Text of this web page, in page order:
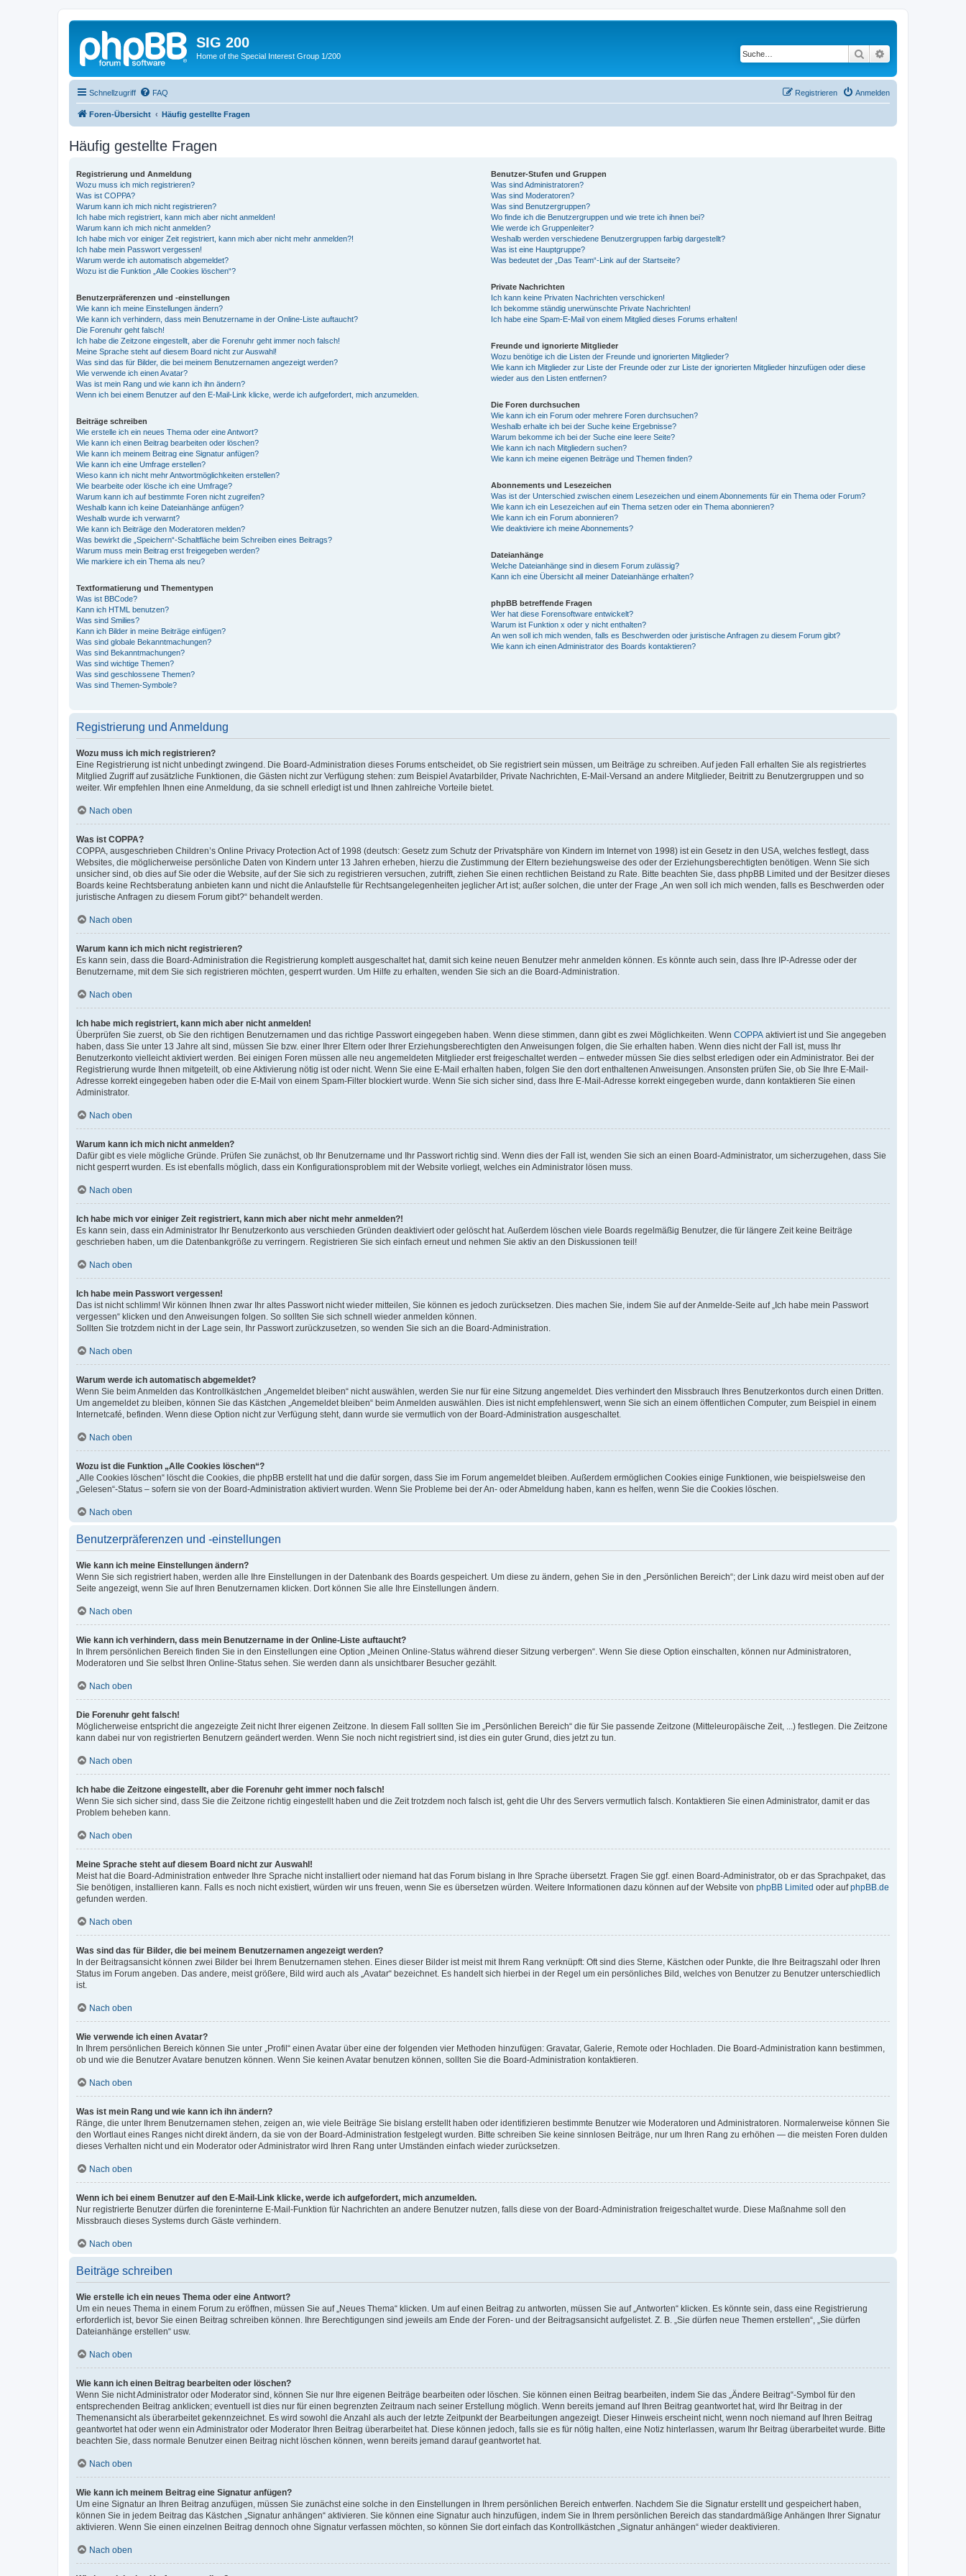
SIG 200
Home of the Special Interest Group 1/200 Suche
Schnellzugriff FAQ Anmelden
Registrieren
Foren-Übersicht Häufig gestellte Fragen
Häufig gestellte Fragen
Registrierung und Anmeldung
Wozu muss ich mich registrieren?
Was ist COPPA?
Warum kann ich mich nicht registrieren?
Ich habe mich registriert, kann mich aber nicht anmelden!
Warum kann ich mich nicht anmelden?
Ich habe mich vor einiger Zeit registriert, kann mich aber nicht mehr anmelden?!
Ich habe mein Passwort vergessen!
Warum werde ich automatisch abgemeldet?
Wozu ist die Funktion „Alle Cookies löschen“?
Benutzerpräferenzen und -einstellungen
Wie kann ich meine Einstellungen ändern?
Wie kann ich verhindern, dass mein Benutzername in der Online-Liste auftaucht?
Die Forenuhr geht falsch!
Ich habe die Zeitzone eingestellt, aber die Forenuhr geht immer noch falsch!
Meine Sprache steht auf diesem Board nicht zur Auswahl!
Was sind das für Bilder, die bei meinem Benutzernamen angezeigt werden?
Wie verwende ich einen Avatar?
Was ist mein Rang und wie kann ich ihn ändern?
Wenn ich bei einem Benutzer auf den E-Mail-Link klicke, werde ich aufgefordert, mich anzumelden.
Beiträge schreiben
Wie erstelle ich ein neues Thema oder eine Antwort?
Wie kann ich einen Beitrag bearbeiten oder löschen?
Wie kann ich meinem Beitrag eine Signatur anfügen?
Wie kann ich eine Umfrage erstellen?
Wieso kann ich nicht mehr Antwortmöglichkeiten erstellen?
Wie bearbeite oder lösche ich eine Umfrage?
Warum kann ich auf bestimmte Foren nicht zugreifen?
Weshalb kann ich keine Dateianhänge anfügen?
Weshalb wurde ich verwarnt?
Wie kann ich Beiträge den Moderatoren melden?
Was bewirkt die „Speichern“-Schaltfläche beim Schreiben eines Beitrags?
Warum muss mein Beitrag erst freigegeben werden?
Wie markiere ich ein Thema als neu?
Textformatierung und Thementypen
Was ist BBCode?
Kann ich HTML benutzen?
Was sind Smilies?
Kann ich Bilder in meine Beiträge einfügen?
Was sind globale Bekanntmachungen?
Was sind Bekanntmachungen?
Was sind wichtige Themen?
Was sind geschlossene Themen?
Was sind Themen-Symbole?
Benutzer-Stufen und Gruppen
Was sind Administratoren?
Was sind Moderatoren?
Was sind Benutzergruppen?
Wo finde ich die Benutzergruppen und wie trete ich ihnen bei?
Wie werde ich Gruppenleiter?
Weshalb werden verschiedene Benutzergruppen farbig dargestellt?
Was ist eine Hauptgruppe?
Was bedeutet der „Das Team“-Link auf der Startseite?
Private Nachrichten
Ich kann keine Privaten Nachrichten verschicken!
Ich bekomme ständig unerwünschte Private Nachrichten!
Ich habe eine Spam-E-Mail von einem Mitglied dieses Forums erhalten!
Freunde und ignorierte Mitglieder
Wozu benötige ich die Listen der Freunde und ignorierten Mitglieder?
Wie kann ich Mitglieder zur Liste der Freunde oder zur Liste der ignorierten Mitglieder hinzufügen oder diese
wieder aus den Listen entfernen?
Die Foren durchsuchen
Wie kann ich ein Forum oder mehrere Foren durchsuchen?
Weshalb erhalte ich bei der Suche keine Ergebnisse?
Warum bekomme ich bei der Suche eine leere Seite?
Wie kann ich nach Mitgliedern suchen?
Wie kann ich meine eigenen Beiträge und Themen finden?
Abonnements und Lesezeichen
Was ist der Unterschied zwischen einem Lesezeichen und einem Abonnements für ein Thema oder Forum?
Wie kann ich ein Lesezeichen auf ein Thema setzen oder ein Thema abonnieren?
Wie kann ich ein Forum abonnieren?
Wie deaktiviere ich meine Abonnements?
Dateianhänge
Welche Dateianhänge sind in diesem Forum zulässig?
Kann ich eine Übersicht all meiner Dateianhänge erhalten?
phpBB betreffende Fragen
Wer hat diese Forensoftware entwickelt?
Warum ist Funktion x oder y nicht enthalten?
An wen soll ich mich wenden, falls es Beschwerden oder juristische Anfragen zu diesem Forum gibt?
Wie kann ich einen Administrator des Boards kontaktieren?
Registrierung und Anmeldung
Wozu muss ich mich registrieren?
Eine Registrierung ist nicht unbedingt zwingend. Die Board-Administration dieses Forums entscheidet, ob Sie registriert sein müssen, um Beiträge zu schreiben. Auf jeden Fall erhalten Sie als registriertes
Mitglied Zugriff auf zusätzliche Funktionen, die Gästen nicht zur Verfügung stehen: zum Beispiel Avatarbilder, Private Nachrichten, E-Mail-Versand an andere Mitglieder, Beitritt zu Benutzergruppen und so
weiter. Wir empfehlen Ihnen eine Anmeldung, da sie schnell erledigt ist und Ihnen zahlreiche Vorteile bietet.
Nach oben
Was ist COPPA?
COPPA, ausgeschrieben Children’s Online Privacy Protection Act of 1998 (deutsch: Gesetz zum Schutz der Privatsphäre von Kindern im Internet von 1998) ist ein Gesetz in den USA, welches festlegt, dass
Websites, die möglicherweise persönliche Daten von Kindern unter 13 Jahren erheben, hierzu die Zustimmung der Eltern beziehungsweise des oder der Erziehungsberechtigten benötigen. Wenn Sie sich
unsicher sind, ob dies auf Sie oder die Website, auf der Sie sich zu registrieren versuchen, zutrifft, ziehen Sie einen rechtlichen Beistand zu Rate. Bitte beachten Sie, dass phpBB Limited und der Besitzer dieses
Boards keine Rechtsberatung anbieten kann und nicht die Anlaufstelle für Rechtsangelegenheiten jeglicher Art ist; außer solchen, die unter der Frage „An wen soll ich mich wenden, falls es Beschwerden oder
juristische Anfragen zu diesem Forum gibt?“ behandelt werden.
Nach oben
Warum kann ich mich nicht registrieren?
Es kann sein, dass die Board-Administration die Registrierung komplett ausgeschaltet hat, damit sich keine neuen Benutzer mehr anmelden können. Es könnte auch sein, dass Ihre IP-Adresse oder der
Benutzername, mit dem Sie sich registrieren möchten, gesperrt wurden. Um Hilfe zu erhalten, wenden Sie sich an die Board-Administration.
Nach oben
Ich habe mich registriert, kann mich aber nicht anmelden!
Überprüfen Sie zuerst, ob Sie den richtigen Benutzernamen und das richtige Passwort eingegeben haben. Wenn diese stimmen, dann gibt es zwei Möglichkeiten. Wenn COPPA aktiviert ist und Sie angegeben
haben, dass Sie unter 13 Jahre alt sind, müssen Sie bzw. einer Ihrer Eltern oder Ihrer Erziehungsberechtigten den Anweisungen folgen, die Sie erhalten haben. Wenn dies nicht der Fall ist, muss Ihr
Benutzerkonto vielleicht aktiviert werden. Bei einigen Foren müssen alle neu angemeldeten Mitglieder erst freigeschaltet werden – entweder müssen Sie dies selbst erledigen oder ein Administrator. Bei der
Registrierung wurde Ihnen mitgeteilt, ob eine Aktivierung nötig ist oder nicht. Wenn Sie eine E-Mail erhalten haben, folgen Sie den dort enthaltenen Anweisungen. Ansonsten prüfen Sie, ob Sie Ihre E-Mail-
Adresse korrekt eingegeben haben oder die E-Mail von einem Spam-Filter blockiert wurde. Wenn Sie sich sicher sind, dass Ihre E-Mail-Adresse korrekt eingegeben wurde, dann kontaktieren Sie einen
Administrator.
Nach oben
Warum kann ich mich nicht anmelden?
Dafür gibt es viele mögliche Gründe. Prüfen Sie zunächst, ob Ihr Benutzername und Ihr Passwort richtig sind. Wenn dies der Fall ist, wenden Sie sich an einen Board-Administrator, um sicherzugehen, dass Sie
nicht gesperrt wurden. Es ist ebenfalls möglich, dass ein Konfigurationsproblem mit der Website vorliegt, welches ein Administrator lösen muss.
Nach oben
Ich habe mich vor einiger Zeit registriert, kann mich aber nicht mehr anmelden?!
Es kann sein, dass ein Administrator Ihr Benutzerkonto aus verschieden Gründen deaktiviert oder gelöscht hat. Außerdem löschen viele Boards regelmäßig Benutzer, die für längere Zeit keine Beiträge
geschrieben haben, um die Datenbankgröße zu verringern. Registrieren Sie sich einfach erneut und nehmen Sie aktiv an den Diskussionen teil!
Nach oben
Ich habe mein Passwort vergessen!
Das ist nicht schlimm! Wir können Ihnen zwar Ihr altes Passwort nicht wieder mitteilen, Sie können es jedoch zurücksetzen. Dies machen Sie, indem Sie auf der Anmelde-Seite auf „Ich habe mein Passwort
vergessen“ klicken und den Anweisungen folgen. So sollten Sie sich schnell wieder anmelden können.
Sollten Sie trotzdem nicht in der Lage sein, Ihr Passwort zurückzusetzen, so wenden Sie sich an die Board-Administration.
Nach oben
Warum werde ich automatisch abgemeldet?
Wenn Sie beim Anmelden das Kontrollkästchen „Angemeldet bleiben“ nicht auswählen, werden Sie nur für eine Sitzung angemeldet. Dies verhindert den Missbrauch Ihres Benutzerkontos durch einen Dritten.
Um angemeldet zu bleiben, können Sie das Kästchen „Angemeldet bleiben“ beim Anmelden auswählen. Dies ist nicht empfehlenswert, wenn Sie sich an einem öffentlichen Computer, zum Beispiel in einem
Internetcafé, befinden. Wenn diese Option nicht zur Verfügung steht, dann wurde sie vermutlich von der Board-Administration ausgeschaltet.
Nach oben
Wozu ist die Funktion „Alle Cookies löschen“?
„Alle Cookies löschen“ löscht die Cookies, die phpBB erstellt hat und die dafür sorgen, dass Sie im Forum angemeldet bleiben. Außerdem ermöglichen Cookies einige Funktionen, wie beispielsweise den
„Gelesen“-Status – sofern sie von der Board-Administration aktiviert wurden. Wenn Sie Probleme bei der An- oder Abmeldung haben, kann es helfen, wenn Sie die Cookies löschen.
Nach oben
Benutzerpräferenzen und -einstellungen
Wie kann ich meine Einstellungen ändern?
Wenn Sie sich registriert haben, werden alle Ihre Einstellungen in der Datenbank des Boards gespeichert. Um diese zu ändern, gehen Sie in den „Persönlichen Bereich“; der Link dazu wird meist oben auf der
Seite angezeigt, wenn Sie auf Ihren Benutzernamen klicken. Dort können Sie alle Ihre Einstellungen ändern.
Nach oben
Wie kann ich verhindern, dass mein Benutzername in der Online-Liste auftaucht?
In Ihrem persönlichen Bereich finden Sie in den Einstellungen eine Option „Meinen Online-Status während dieser Sitzung verbergen“. Wenn Sie diese Option einschalten, können nur Administratoren,
Moderatoren und Sie selbst Ihren Online-Status sehen. Sie werden dann als unsichtbarer Besucher gezählt.
Nach oben
Die Forenuhr geht falsch!
Möglicherweise entspricht die angezeigte Zeit nicht Ihrer eigenen Zeitzone. In diesem Fall sollten Sie im „Persönlichen Bereich“ die für Sie passende Zeitzone (Mitteleuropäische Zeit, ...) festlegen. Die Zeitzone
kann dabei nur von registrierten Benutzern geändert werden. Wenn Sie noch nicht registriert sind, ist dies ein guter Grund, dies jetzt zu tun.
Nach oben
Ich habe die Zeitzone eingestellt, aber die Forenuhr geht immer noch falsch!
Wenn Sie sich sicher sind, dass Sie die Zeitzone richtig eingestellt haben und die Zeit trotzdem noch falsch ist, geht die Uhr des Servers vermutlich falsch. Kontaktieren Sie einen Administrator, damit er das
Problem beheben kann.
Nach oben
Meine Sprache steht auf diesem Board nicht zur Auswahl!
Meist hat die Board-Administration entweder Ihre Sprache nicht installiert oder niemand hat das Forum bislang in Ihre Sprache übersetzt. Fragen Sie ggf. einen Board-Administrator, ob er das Sprachpaket, das
Sie benötigen, installieren kann. Falls es noch nicht existiert, würden wir uns freuen, wenn Sie es übersetzen würden. Weitere Informationen dazu können auf der Website von phpBB Limited oder aufphpBB.de
gefunden werden.
Nach oben
Was sind das für Bilder, die bei meinem Benutzernamen angezeigt werden?
In der Beitragsansicht können zwei Bilder bei Ihrem Benutzernamen stehen. Eines dieser Bilder ist meist mit Ihrem Rang verknüpft: Oft sind dies Sterne, Kästchen oder Punkte, die Ihre Beitragszahl oder Ihren
Status im Forum angeben. Das andere, meist größere, Bild wird auch als „Avatar“ bezeichnet. Es handelt sich hierbei in der Regel um ein persönliches Bild, welches von Benutzer zu Benutzer unterschiedlich
ist.
Nach oben
Wie verwende ich einen Avatar?
In Ihrem persönlichen Bereich können Sie unter „Profil“ einen Avatar über eine der folgenden vier Methoden hinzufügen: Gravatar, Galerie, Remote oder Hochladen. Die Board-Administration kann bestimmen,
ob und wie die Benutzer Avatare benutzen können. Wenn Sie keinen Avatar benutzen können, sollten Sie die Board-Administration kontaktieren.
Nach oben
Was ist mein Rang und wie kann ich ihn ändern?
Ränge, die unter Ihrem Benutzernamen stehen, zeigen an, wie viele Beiträge Sie bislang erstellt haben oder identifizieren bestimmte Benutzer wie Moderatoren und Administratoren. Normalerweise können Sie
den Wortlaut eines Ranges nicht direkt ändern, da sie von der Board-Administration festgelegt wurden. Bitte schreiben Sie keine sinnlosen Beiträge, nur um Ihren Rang zu erhöhen — die meisten Foren dulden
dieses Verhalten nicht und ein Moderator oder Administrator wird Ihren Rang unter Umständen einfach wieder zurücksetzen.
Nach oben
Wenn ich bei einem Benutzer auf den E-Mail-Link klicke, werde ich aufgefordert, mich anzumelden.
Nur registrierte Benutzer dürfen die foreninterne E-Mail-Funktion für Nachrichten an andere Benutzer nutzen, falls diese von der Board-Administration freigeschaltet wurde. Diese Maßnahme soll den
Missbrauch dieses Systems durch Gäste verhindern.
Nach oben
Beiträge schreiben
Wie erstelle ich ein neues Thema oder eine Antwort?
Um ein neues Thema in einem Forum zu eröffnen, müssen Sie auf „Neues Thema“ klicken. Um auf einen Beitrag zu antworten, müssen Sie auf „Antworten“ klicken. Es könnte sein, dass eine Registrierung
erforderlich ist, bevor Sie einen Beitrag schreiben können. Ihre Berechtigungen sind jeweils am Ende der Foren- und der Beitragsansicht aufgelistet. Z. B. „Sie dürfen neue Themen erstellen“, „Sie dürfen
Dateianhänge erstellen“ usw.
Nach oben
Wie kann ich einen Beitrag bearbeiten oder löschen?
Wenn Sie nicht Administrator oder Moderator sind, können Sie nur Ihre eigenen Beiträge bearbeiten oder löschen. Sie können einen Beitrag bearbeiten, indem Sie das „Ändere Beitrag“-Symbol für den
entsprechenden Beitrag anklicken; eventuell ist dies nur für einen begrenzten Zeitraum nach seiner Erstellung möglich. Wenn bereits jemand auf Ihren Beitrag geantwortet hat, wird Ihr Beitrag in der
Themenansicht als überarbeitet gekennzeichnet. Es wird sowohl die Anzahl als auch der letzte Zeitpunkt der Bearbeitungen angezeigt. Dieser Hinweis erscheint nicht, wenn noch niemand auf Ihren Beitrag
geantwortet hat oder wenn ein Administrator oder Moderator Ihren Beitrag überarbeitet hat. Diese können jedoch, falls sie es für nötig halten, eine Notiz hinterlassen, warum Ihr Beitrag überarbeitet wurde. Bitte
beachten Sie, dass normale Benutzer einen Beitrag nicht löschen können, wenn bereits jemand darauf geantwortet hat.
Nach oben
Wie kann ich meinem Beitrag eine Signatur anfügen?
Um eine Signatur an Ihren Beitrag anzufügen, müssen Sie zunächst eine solche in den Einstellungen in Ihrem persönlichen Bereich entwerfen. Nachdem Sie die Signatur erstellt und gespeichert haben,
können Sie in jedem Beitrag das Kästchen „Signatur anhängen“ aktivieren. Sie können eine Signatur auch hinzufügen, indem Sie in Ihrem persönlichen Bereich das standardmäßige Anhängen Ihrer Signatur
aktivieren. Wenn Sie einen einzelnen Beitrag dennoch ohne Signatur verfassen möchten, so können Sie dort einfach das Kontrollkästchen „Signatur anhängen“ wieder deaktivieren.
Nach oben